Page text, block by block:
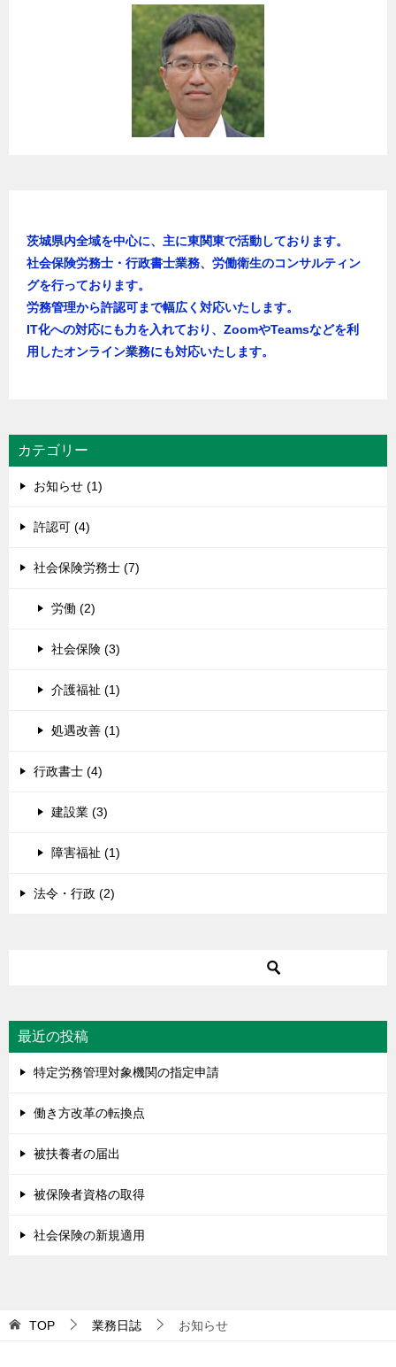
茨城県内全域を中心に、主に東関東で活動しております。
社会保険労務士・行政書士業務、労働衛生のコンサルティン
グを行っております。
労務管理から許認可まで幅広く対応いたします。
IT化への対応にも力を入れており、ZoomやTeamsなどを利
用したオンライン業務にも対応いたします。
カテゴリー
お知らせ (1)
許認可 (4)
社会保険労務士 (7)
労働 (2)
社会保険 (3)
介護福祉 (1)
処遇改善 (1)
行政書士 (4)
建設業 (3)
障害福祉 (1)
法令・行政 (2)
最近の投稿
特定労務管理対象機関の指定申請
働き方改革の転換点
被扶養者の届出
被保険者資格の取得
社会保険の新規適用
TOP 業務日誌 お知らせ